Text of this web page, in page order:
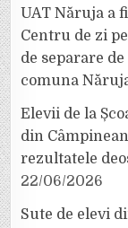
UAT Năruja a
Centru de zi
de separare
comuna
Elevii de la
din
rezultatele
22/06/2026
Sute de elevi